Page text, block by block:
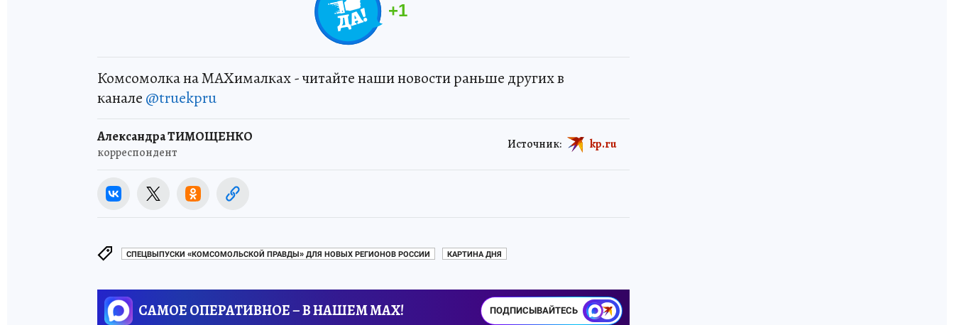
+1
Комсомолка на MAXималках - читайте наши новости раньше других в
канале @truekpru
Александра ТИМОЩЕНКО
корреспондент
Источник: kp.ru
СПЕЦВЫПУСКИ «КОМСОМОЛЬСКОЙ ПРАВДЫ» ДЛЯ НОВЫХ РЕГИОНОВ РОССИИ КАРТИНА ДНЯ
САМОЕ ОПЕРАТИВНОЕ – В НАШЕМ MAX! ПОДПИСЫВАЙТЕСЬ